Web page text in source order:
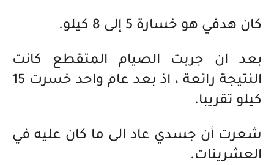
كان هدفي هو خسارة 5 إلى 8 كيلو.
بعد ان جربت الصيام المتقطع كانت
النتيجة رائعة ، اذ بعد عام واحد خسرت 15
كيلو تقريبا.
شعرت أن جسدي عاد الى ما كان عليه في
العشرينات.